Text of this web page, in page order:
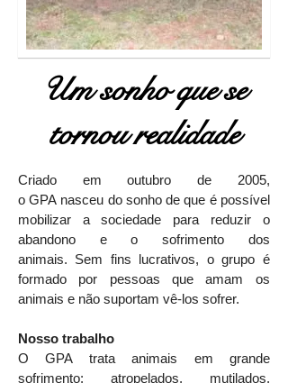
Um sonho que se
tornou realidade
Criado em outubro de 2005,
o GPA nasceu do sonho de que é possível
mobilizar a sociedade para reduzir o
abandono e o sofrimento dos
animais. Sem fins lucrativos, o grupo é
formado por pessoas que amam os
animais e não suportam vê-los sofrer.
Nosso trabalho
O GPA trata animais em grande
sofrimento: atropelados, mutilados,